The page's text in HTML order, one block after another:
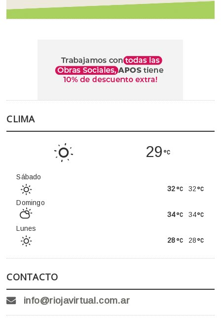
CLIMA
29
Sábado
32
32
Domingo
34
34
Lunes
28
28
CONTACTO
info@riojavirtual.com.ar